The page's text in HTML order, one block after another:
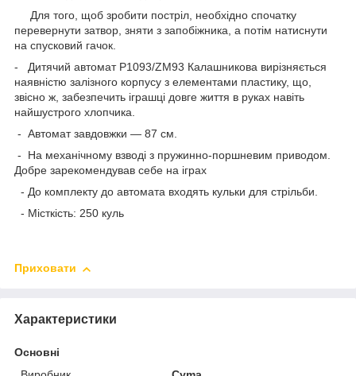
Для того, щоб зробити постріл, необхідно спочатку
перевернути затвор, зняти з запобіжника, а потім натиснути
на спусковий гачок.
- Дитячий автомат P1093/ZM93 Калашникова вирізняється
наявністю залізного корпусу з елементами пластику, що,
звісно ж, забезпечить іграшці довге життя в руках навіть
найшустрого хлопчика.
- Автомат завдовжки — 87 см.
- На механічному взводі з пружинно-поршневим приводом.
Добре зарекомендував себе на іграх
- До комплекту до автомата входять кульки для стрільби.
- Місткість: 250 куль
Приховати
Характеристики
Основні